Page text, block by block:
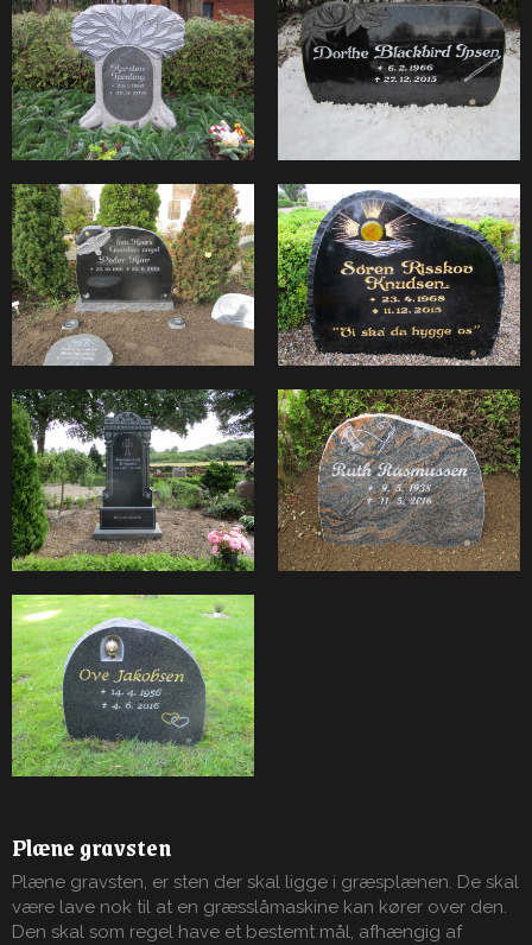
Plæne gravsten
Plæne gravsten, er sten der skal ligge i græsplænen. De skal
være lave nok til at en græsslåmaskine kan kører over den.
Den skal som regel have et bestemt mål, afhængig af